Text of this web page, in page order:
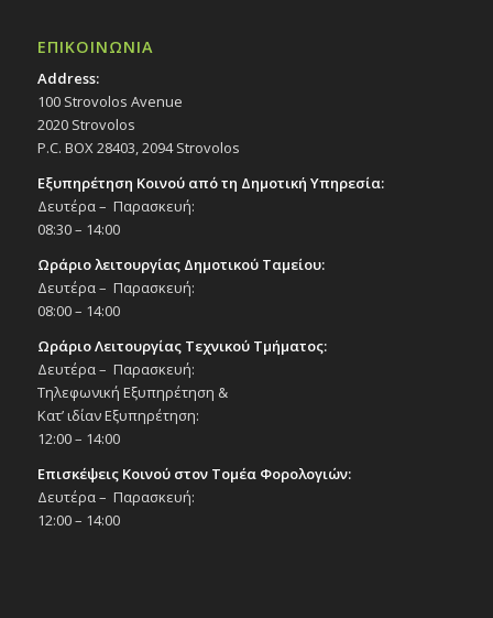
ΕΠΙΚΟΙΝΩΝΙΑ
Address:
100 Strovolos Avenue
2020 Strovolos
P.C. BOX 28403, 2094 Strovolos
Εξυπηρέτηση Κοινού από τη Δημοτική Υπηρεσία:
Δευτέρα – Παρασκευή:
08:30 – 14:00
Ωράριο λειτουργίας Δημοτικού Ταμείου:
Δευτέρα – Παρασκευή:
08:00 – 14:00
Ωράριο Λειτουργίας Τεχνικού Τμήματος:
Δευτέρα – Παρασκευή:
Τηλεφωνική Εξυπηρέτηση &
Κατ’ ιδίαν Εξυπηρέτηση:
12:00 – 14:00
Επισκέψεις Κοινού στον Τομέα Φορολογιών:
Δευτέρα – Παρασκευή:
12:00 – 14:00